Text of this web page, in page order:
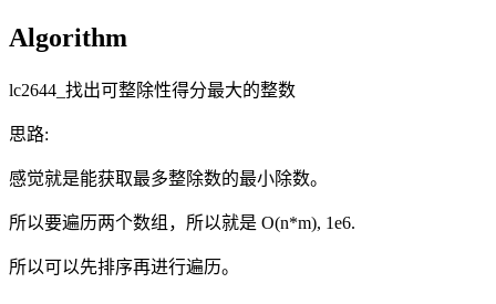
Algorithm
lc2644_找出可整除性得分最大的整数
思路:
感觉就是能获取最多整除数的最小除数。
所以要遍历两个数组，所以就是 O(n*m), 1e6.
所以可以先排序再进行遍历。